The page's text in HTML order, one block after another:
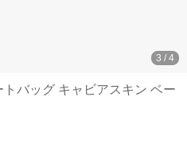
3 / 4
バッグ キャビアスキン ベー